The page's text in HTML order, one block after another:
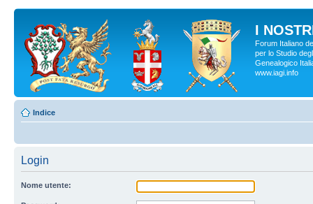
I
Forum Italiano
per lo Studio
Genealogico
www.iagi.info
Indice
Login
Nome utente: